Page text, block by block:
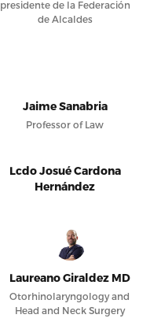
presidente de la Federación
de Alcaldes
Jaime Sanabria
Professor of Law
Lcdo Josué Cardona
Hernández
Laureano Giraldez MD
Otorhinolaryngology and
Head and Neck Surgery